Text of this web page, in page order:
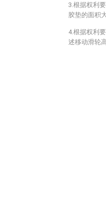
3.根据权利
胶垫的面积
4.根据权利
述移动滑轮